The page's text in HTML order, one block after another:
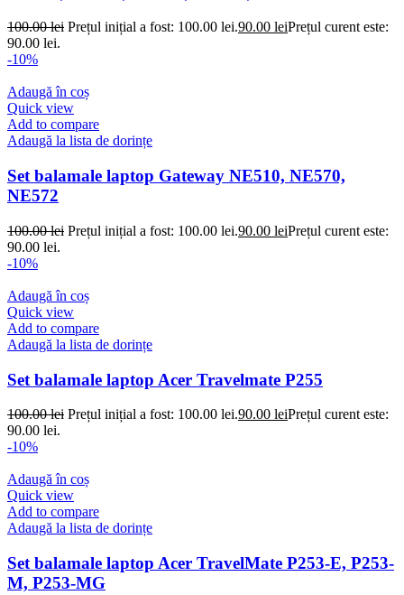
100.00lei Prețul inițial a fost: 100.00 lei.90.00 leiPrețul curent este:
90.00 lei.
-10%
Adaugă în coș
Quick view
Add to compare
Adaugă la lista de dorințe
Set balamale laptop Gateway NE510, NE570,
NE572
100.00lei Prețul inițial a fost: 100.00 lei.90.00 leiPrețul curent este:
90.00 lei.
-10%
Adaugă în coș
Quick view
Add to compare
Adaugă la lista de dorințe
Set balamale laptop Acer Travelmate P255
100.00lei Prețul inițial a fost: 100.00 lei.90.00 leiPrețul curent este:
90.00 lei.
-10%
Adaugă în coș
Quick view
Add to compare
Adaugă la lista de dorințe
Set balamale laptop Acer TravelMate P253-E, P253-
M, P253-MG